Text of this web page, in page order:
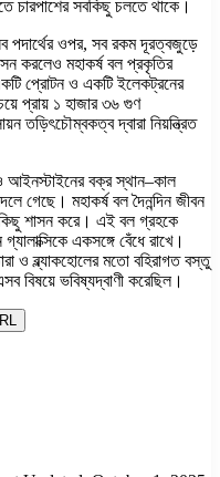
চারপাশের সবকিছু চলতে থাকে।
পদার্থের ওপর, সব রকম দূরত্বজুড়ে
করলেও মহাকর্ষ বল প্রকৃতির
প্রোটন ও একটি ইলেকট্রনের
প্রায় ১ হাজার ৩৬ গুণ
তড়িৎচৌম্বকত্ব দ্বারা নিয়ন্ত্রিত
আইনস্টাইনের বক্র স্থান–কাল
গেছে। মহাকর্ষ বল দৈনন্দিন জীবন
শাসন করে। এই বল গ্রহকে
একসঙ্গে বেঁধে রাখে।
ও ব্ল্যাকহোলের মতো বহিরাগত বস্তু
ভবিষ্যদ্বাণী করেছিল।